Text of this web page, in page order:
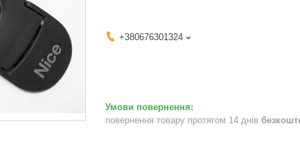
+380676301324
повернення товару протягом 14 днів